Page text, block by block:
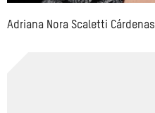
Adriana Nora Scaletti Cárdenas